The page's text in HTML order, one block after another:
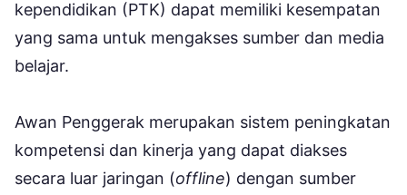
kependidikan (PTK) dapat memiliki kesempatan
yang sama untuk mengakses sumber dan media
belajar.
Awan Penggerak merupakan sistem peningkatan
kompetensi dan kinerja yang dapat diakses
secara luar jaringan (offline) dengan sumber